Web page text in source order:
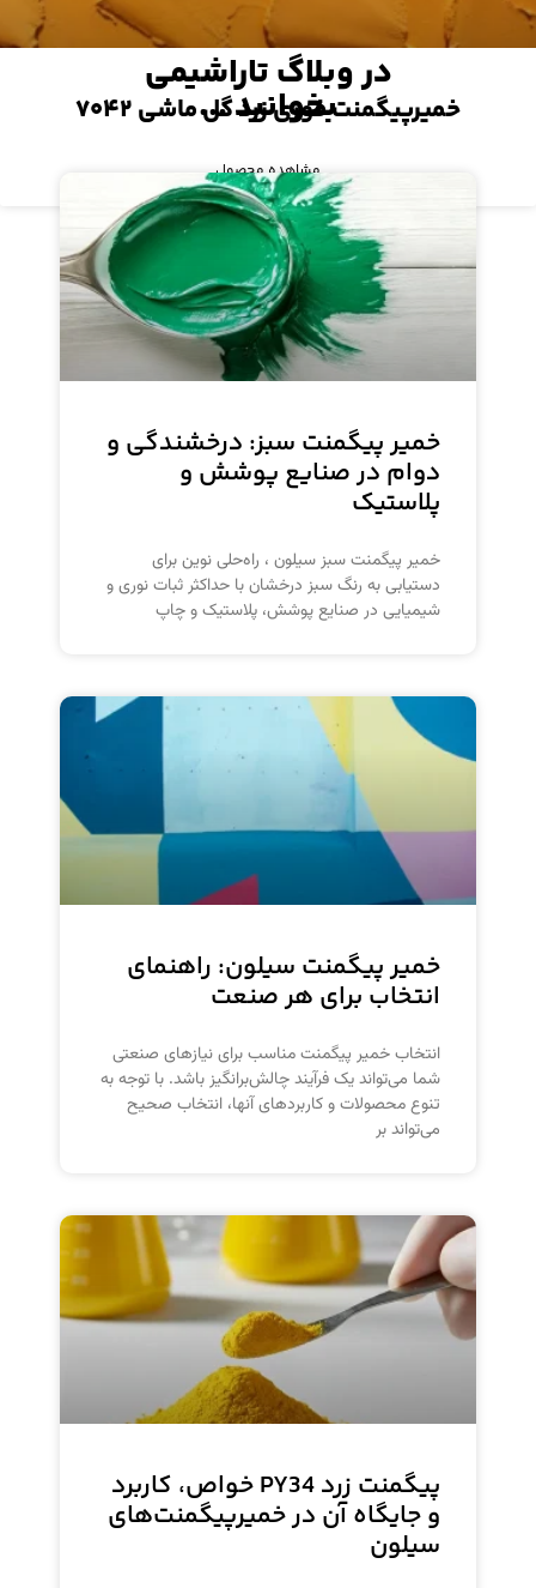
خمیرپیگمنت فوری زرد گل ماشی ۷۰۴۲
مشاهده محصول
در وبلاگ تاراشیمی
بخوانید ...
خمیر پیگمنت سبز: درخشندگی و
دوام در صنایع پوشش و
پلاستیک
خمیر پیگمنت سبز سیلون ، راه‌حلی نوین برای
دستیابی به رنگ سبز درخشان با حداکثر ثبات نوری و
شیمیایی در صنایع پوشش، پلاستیک و چاپ
خمیر پیگمنت سیلون: راهنمای
انتخاب برای هر صنعت
انتخاب خمیر پیگمنت مناسب برای نیازهای صنعتی
شما می‌تواند یک فرآیند چالش‌برانگیز باشد. با توجه به
تنوع محصولات و کاربردهای آنها، انتخاب صحیح
می‌تواند بر
پیگمنت زرد PY34 خواص، کاربرد
و جایگاه آن در خمیرپیگمنت‌های
سیلون